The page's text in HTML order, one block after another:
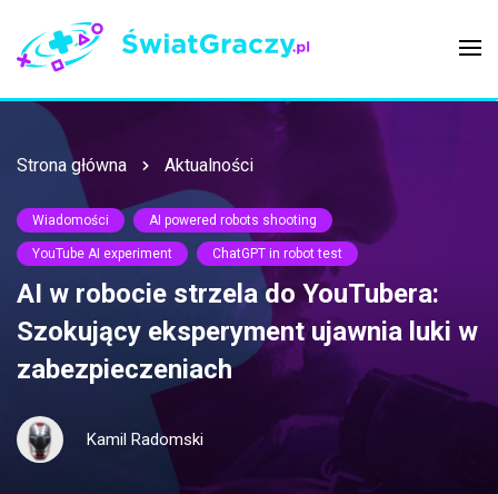
Strona główna Aktualności
Wiadomości AI powered robots shooting
YouTube AI experiment ChatGPT in robot test
AI w robocie strzela do YouTubera:
Szokujący eksperyment ujawnia luki w
zabezpieczeniach
Kamil Radomski